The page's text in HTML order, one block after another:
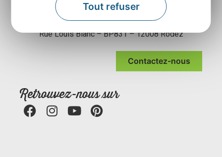
Tout refuser
Agence Départementale de l’Attractivité et du
Tourisme de l’Aveyron
Rue Louis Blanc – BP831 – 12008 Rodez
Contactez-nous
Retrouvez-nous sur